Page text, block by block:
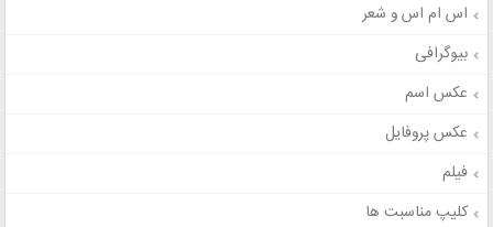
اس ام اس و شعر
بیوگرافی
عکس اسم
عکس پروفایل
فیلم
کلیپ مناسبت ها